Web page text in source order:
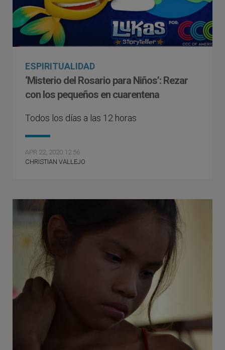
ESPIRITUALIDAD
‘Misterio del Rosario para Niños’: Rezar
con los pequeños en cuarentena
Todos los días a las 12 horas
APR 22, 2020 12:56
CHRISTIAN VALLEJO